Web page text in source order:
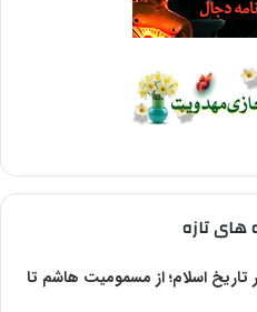
های تازه
تاریخ اسلام؛ از مسمومیت هاشم تا